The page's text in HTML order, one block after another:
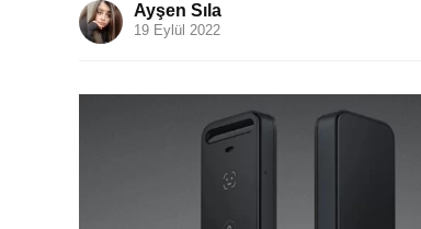
Ayşen Sıla
19 Eylül 2022